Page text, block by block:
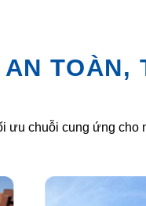
AN TOÀN,
ưu chuỗi cung ứng cho